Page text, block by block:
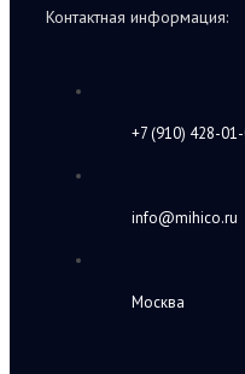
Контактная информация:
+7 (910) 428-
info@mihico.ru
Москва